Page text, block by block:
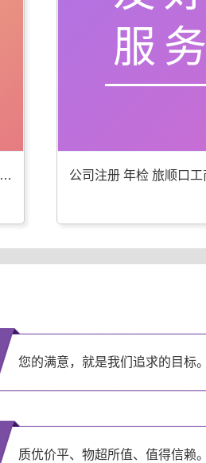
专业工商年检代办 旅顺口公司注册服务优
服务
您的满意，就是我们追求的目标。
质优价平、物超所值、值得信赖。